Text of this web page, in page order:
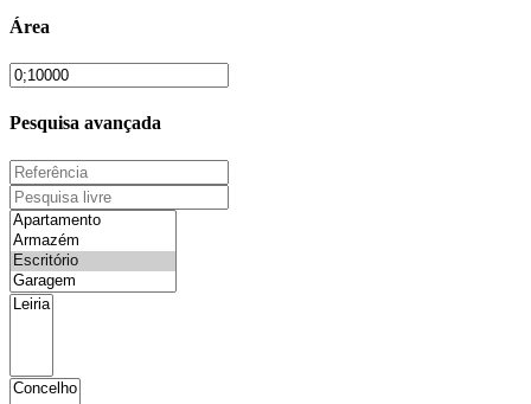
Área
Pesquisa avançada